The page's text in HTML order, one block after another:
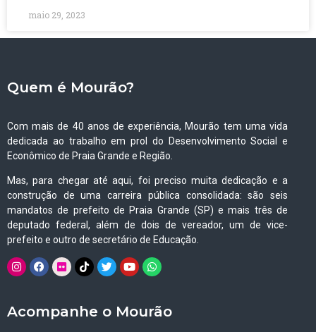
maio 29, 2023
Quem é Mourão?
Com mais de 40 anos de experiência, Mourão tem uma vida
dedicada ao trabalho em prol do Desenvolvimento Social e
Econômico de Praia Grande e Região.
Mas, para chegar até aqui, foi preciso muita dedicação e a
construção de uma carreira pública consolidada: são seis
mandatos de prefeito de Praia Grande (SP) e mais três de
deputado federal, além de dois de vereador, um de vice-
prefeito e outro de secretário de Educação.
Acompanhe o Mourão